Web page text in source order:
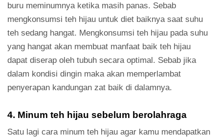
buru meminumnya ketika masih panas. Sebab
mengkonsumsi teh hijau untuk diet baiknya saat suhu
teh sedang hangat. Mengkonsumsi teh hijau pada suhu
yang hangat akan membuat manfaat baik teh hijau
dapat diserap oleh tubuh secara optimal. Sebab jika
dalam kondisi dingin maka akan memperlambat
penyerapan kandungan zat baik di dalamnya.
4. Minum teh hijau sebelum berolahraga
Satu lagi cara minum teh hijau agar kamu mendapatkan